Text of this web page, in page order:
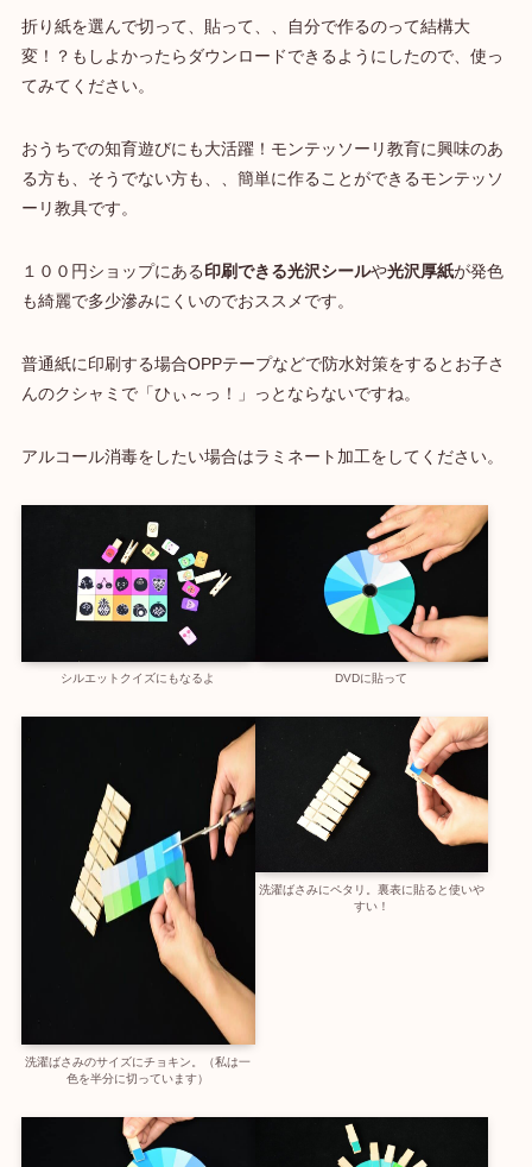
折り紙を選んで切って、貼って、、自分で作るのって結構大
変！？もしよかったらダウンロードできるようにしたので、使っ
てみてください。
おうちでの知育遊びにも大活躍！モンテッソーリ教育に興味のあ
る方も、そうでない方も、、簡単に作ることができるモンテッソ
ーリ教具です。
１００円ショップにある印刷できる光沢シールや光沢厚紙が発色
も綺麗で多少滲みにくいのでおススメです。
普通紙に印刷する場合OPPテープなどで防水対策をするとお子さ
んのクシャミで「ひぃ～っ！」っとならないですね。
アルコール消毒をしたい場合はラミネート加工をしてください。
シルエットクイズにもなるよ DVDに貼って
洗濯ばさみのサイズにチョキン。（私は一
色を半分に切っています）
洗濯ばさみにペタリ。裏表に貼ると使いや
すい！